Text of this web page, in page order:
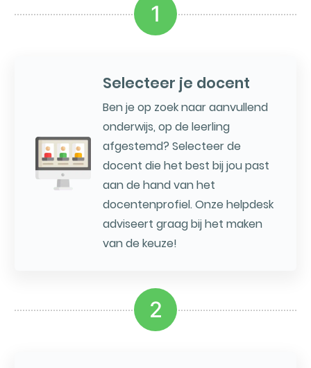
1
Selecteer je docent
Ben je op zoek naar aanvullend
onderwijs, op de leerling
afgestemd? Selecteer de
docent die het best bij jou past
aan de hand van het
docentenprofiel. Onze helpdesk
adviseert graag bij het maken
van de keuze!
2